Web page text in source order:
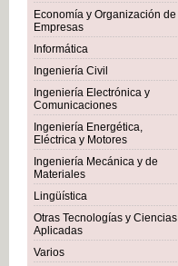
Economía y Organización de
Empresas
Informática
Ingeniería Civil
Ingeniería Electrónica y
Comunicaciones
Ingeniería Energética,
Eléctrica y Motores
Ingeniería Mecánica y de
Materiales
Lingüística
Otras Tecnologías y Ciencias
Aplicadas
Varios